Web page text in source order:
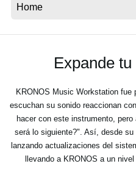
Expande
KRONOS Music Workstation fue
escuchan su sonido reaccionan
hacer con este instrumento,
será lo siguiente?". Así, desde
lanzando actualizaciones del
llevando a KRONOS a un